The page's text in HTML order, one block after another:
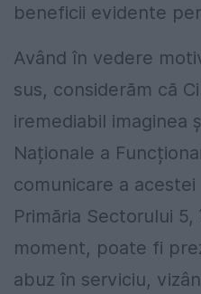
beneficii evidente
Având în vedere
sus, considerăm că
iremediabil imaginea
Naționale a
comunicare a
Primăria Sectorului
moment, poate fi
abuz în serviciu,